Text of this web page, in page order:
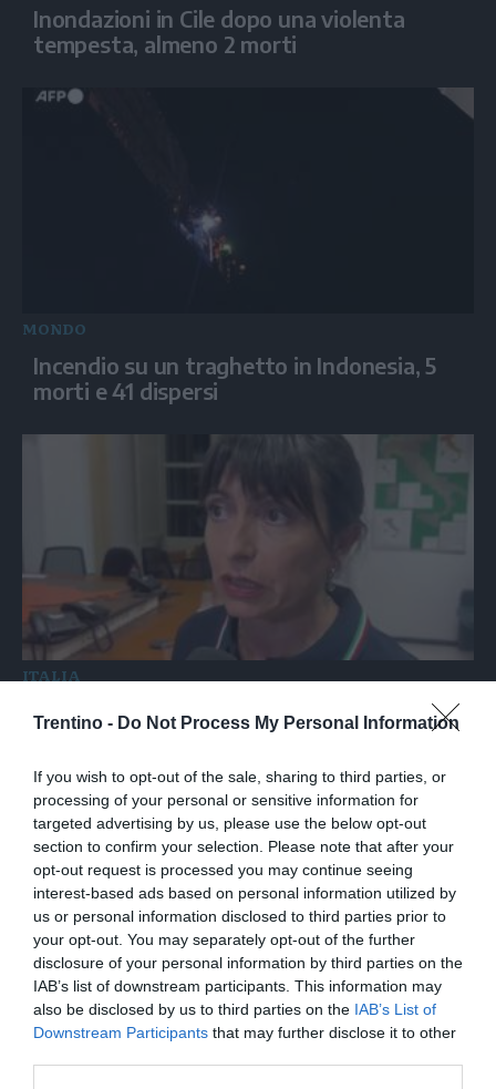
Trentino - Do Not Process My Personal Information
If you wish to opt-out of the sale, sharing to third parties, or
processing of your personal or sensitive information for
targeted advertising by us, please use the below opt-out
section to confirm your selection. Please note that after your
opt-out request is processed you may continue seeing
interest-based ads based on personal information utilized by
us or personal information disclosed to third parties prior to
your opt-out. You may separately opt-out of the further
disclosure of your personal information by third parties on the
IAB’s list of downstream participants. This information may
also be disclosed by us to third parties on the IAB’s List of
Downstream Participants that may further disclose it to other
Inondazioni in Cile dopo una violenta
tempesta, almeno 2 morti
MONDO
Incendio su un traghetto in Indonesia, 5
morti e 41 dispersi
ITALIA
Proietti: "Sei morti e 34 feriti
nell'incidente sulla Terni-Rieti"
MONDO
Trump: "Nuovi colloqui di negoziazione